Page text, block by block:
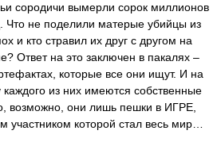
сородичи вымерли сорок миллионов
Что не поделили матерые убийцы из
и кто стравил их друг с другом на
Ответ на это заключен в пакалях –
которые все они ищут. И на
каждого из них имеются собственные
возможно, они лишь пешки в ИГРЕ,
участником которой стал весь мир…